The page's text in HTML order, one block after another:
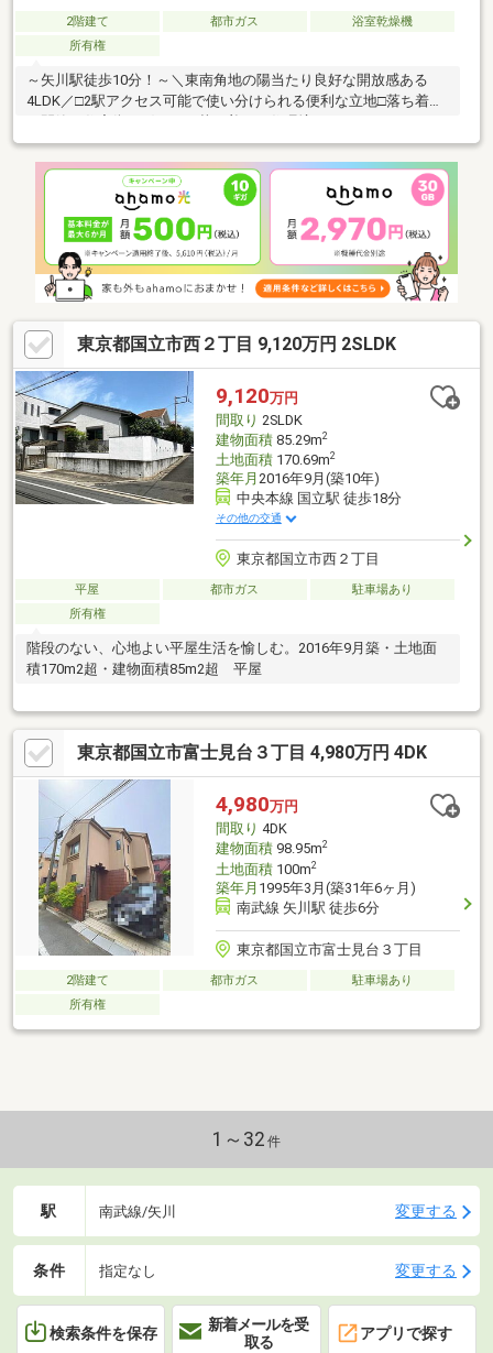
2階建て 都市ガス
浴室乾燥機
所有権
～矢川駅徒歩10分！～＼東南角地の陽当たり良好な開放感ある
4LDK／□2駅アクセス可能で使い分けられる便利な立地□落ち着い
東京都国立市西２丁目 9,120万円 2SLDK
9,120万円
間取り 2SLDK
建物面積85.29m2
土地面積170.69m2
築年月 2016年9月(築10年)
中央本線 国立駅 徒歩18分
その他の交通
東京都国立市西２丁目
平屋 都市ガス
駐車場あり
所有権
階段のない、心地よい平屋生活を愉しむ。2016年9月築・土地面
積170m2超・建物面積85m2超 平屋
東京都国立市富士見台３丁目 4,980万円 4DK
4,980万円
間取り 4DK
建物面積98.95m2
土地面積100m2
築年月 1995年3月(築31年6ヶ月)
南武線 矢川駅 徒歩6分
東京都国立市富士見台３丁目
2階建て 都市ガス
駐車場あり
所有権
1～32 件
駅 南武線/矢川 変更する
条件 指定なし 変更する
検索条件を保存
新着メールを受
取る
アプリで探す